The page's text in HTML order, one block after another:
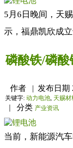
5月6日晚间，天
示，福鼎凯欣成
磷酸铁/磷
作者 | 发布日期
关键字: 动力电池, 天赐材
| 分类 产业资讯
当前，新能源汽